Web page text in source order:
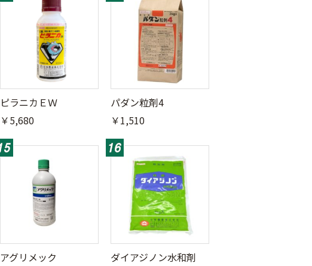
ピラニカＥＷ
￥5,680
パダン粒剤4
￥1,510
アグリメック
ダイアジノン水和剤